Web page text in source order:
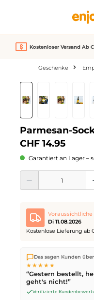
Kostenloser Versand Ab
Geschenke
Bildergalerie überspringen
Parmesan-
CHF 14.95
Garantiert an Lager –
Produkt Anzahl: Gib den
Di 11.08.2026
Kostenlose Lieferung ab
Wir versenden direkt aus
ist die Lieferung
werden noch am selben
nächsten Werktagmit
Das sagen Kunden
★★★★★
“Gestern bestellt,
geht's nicht!”
Verifizierte